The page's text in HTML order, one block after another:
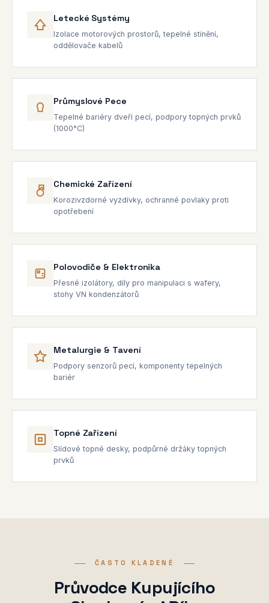
Letecké Systémy
Izolace motorových prostorů, tepelné stínění,
oddělovače kabelů
Průmyslové Pece
Tepelné bariéry dveří pecí, podpory topných prvků
(1000°C)
Chemické Zařízení
Korozivzdorné vyzdívky, ochranné povlaky proti
opotřebení
Polovodiče & Elektronika
Přesné izolátory, díly pro manipulaci s wafery,
stohy VN kondenzátorů
Metalurgie & Tavení
Podpory senzorů pecí, komponenty tepelných
bariér
Topné Zařízení
Slídové topné desky, podpůrné držáky topných
prvků
ČASTO KLADENÉ
Průvodce Kupujícího